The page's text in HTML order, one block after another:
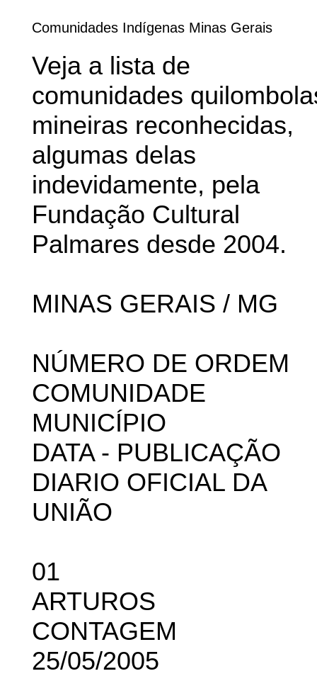
Comunidades Indígenas Minas Gerais
Veja a lista de
comunidades
mineiras reconhecidas,
algumas delas
indevidamente, pela
Fundação Cultural
Palmares desde 2004.
MINAS GERAIS / MG
NÚMERO DE ORDEM
COMUNIDADE
MUNICÍPIO
DATA - PUBLICAÇÃO
DIARIO OFICIAL DA
UNIÃO
01
ARTUROS
CONTAGEM
25/05/2005